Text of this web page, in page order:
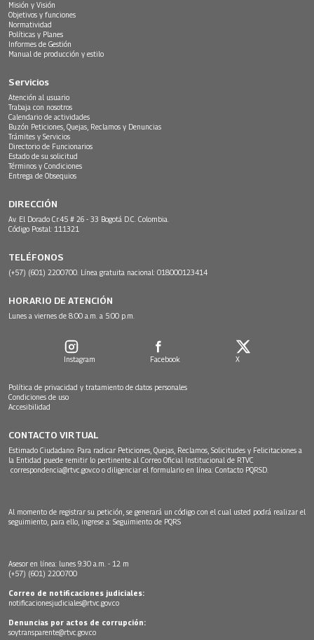
Misión y Visión
Objetivos y funciones
Normatividad
Políticas y Planes
Informes de Gestión
Manual de producción y estilo
Servicios
Atención al usuario
Trabaja con nosotros
Calendario de actividades
Buzón Peticiones, Quejas, Reclamos y Denuncias
Trámites y Servicios
Directorio de Funcionarios
Estado de su solicitud
Términos y Condiciones
Entrega de Obsequios
DIRECCIÓN
Av. El Dorado Cr.45 # 26 - 33 Bogotá D.C. Colombia.
Código Postal: 111321
TELÉFONOS
(+57) (601) 2200700. Línea gratuita nacional: 018000123414
HORARIO DE ATENCIÓN
Lunes a viernes de 8:00 a.m. a 5:00 p.m.
Instagram Facebook X
Política de privacidad y tratamiento de datos personales
Condiciones de uso
Accesibilidad
CONTACTO VIRTUAL
Estimado Ciudadano: Para radicar Peticiones, Quejas, Reclamos, Solicitudes y Felicitaciones a
la Entidad puede remitir lo pertinente al Correo Oficial Institucional de RTVC
correspondencia@rtvc.gov.co o diligenciar el formulario en línea: Contacto PQRSD.
Al momento de registrar su petición, se generará un código con el cual usted podrá realizar el
seguimiento, para ello, ingrese a: Seguimiento de PQRS
Asesor en línea: lunes 9:30 a.m. - 12 m
(+57) (601) 2200700
Correo de notificaciones judiciales:
notificacionesjudiciales@rtvc.gov.co
Denuncias por actos de corrupción:
soytransparente@rtvc.gov.co